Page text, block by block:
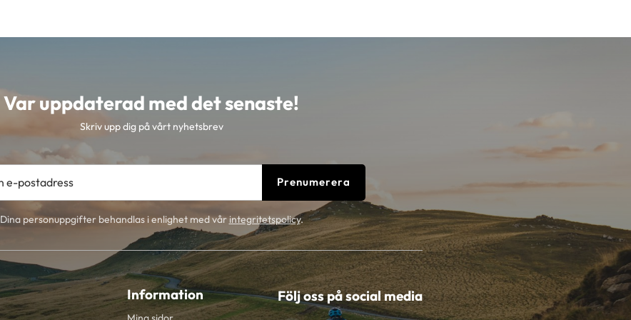
Var uppdaterad med det senaste!
Skriv upp dig på vårt nyhetsbrev
Prenumerera
Dina personuppgifter behandlas i enlighet med vårintegritetspolicy.
Information Följ oss på social media